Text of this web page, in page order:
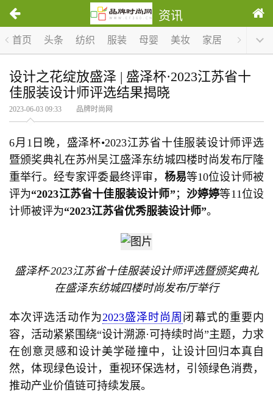
资讯
首页 头条 纺织 服装 母婴 美妆 家居 服饰
设计之花绽放盛泽 | 盛泽杯·2023江苏省十
佳服装设计师评选结果揭晓
2023-06-03 09:33 品牌时尚网
6月1日晚，盛泽杯•2023江苏省十佳服装设计师评选
暨颁奖典礼在苏州吴江盛泽东纺城四楼时尚发布厅隆
重举行。经专家评委最终评审， 杨易等10位设计师被
评为“2023江苏省十佳服装设计师”； 沙婷婷等11位设
计师被评为“2023江苏省优秀服装设计师”。
盛泽杯·2023江苏省十佳服装设计师评选暨颁奖典礼
在盛泽东纺城四楼时尚发布厅举行
本次评选活动作为2023盛泽时尚周 闭幕式的重要内
容，活动紧紧围绕“设计溯源·可持续时尚”主题，力求
在创意灵感和设计美学碰撞中，让设计回归本真自
然，体现绿色设计，重视环保选材，引领绿色消费，
推动产业价值链可持续发展。